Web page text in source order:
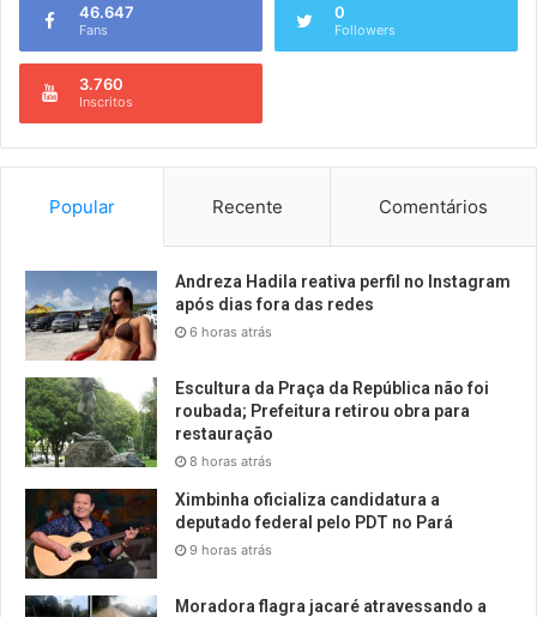
46.647
Fans
0
Followers
3.760
Inscritos
Popular Recente Comentários
Andreza Hadila reativa perfil no Instagram
após dias fora das redes
6 horas atrás
Escultura da Praça da República não foi
roubada; Prefeitura retirou obra para
restauração
8 horas atrás
Ximbinha oficializa candidatura a
deputado federal pelo PDT no Pará
9 horas atrás
Moradora flagra jacaré atravessando a